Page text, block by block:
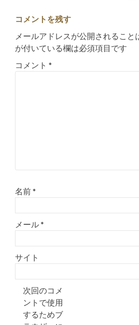
ナ
ビ
ゲ
ー
コメントを残す
メールアドレスが公開されること
が付いている欄は必須項目です
コメント *
名前*
メール*
サイト
次回のコメ
ントで使用
するためブ